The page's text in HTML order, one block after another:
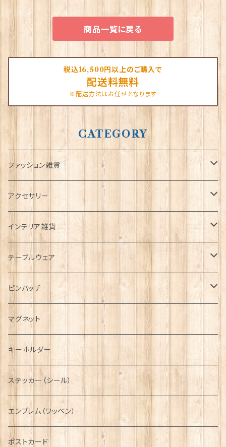
商品一覧に戻る
税込16,500円以上のご購入で
配送料無料
※配送方法はお任せとなります
CATEGORY
ファッション雑貨
タータンネクタイ
帽子
キャップ
ハンチング帽
キャスケット
ディアストーカー
ニット帽
Tシャツ
マフラー
タータン【Bronte by Moon】
タータン【Glencroft】
ボタンラップマフラー【Aran Traditions】
サッシュ
スカーフ
ファッションマスク
アクセサリー
ORTAK
ブローチ
ペンダント
チャーム
その他のアクセサリー
インテリア雑貨
インテリア置物
ラブスプーン
ラブスプーン【SION LLEWELLYN】
ラブスプーン【PAUL CURTIS】
ファブリック
テーブルウェア
ティータオル
ペーパーナプキン
ティーコジー
その他テーブルウェア
ピンバッチ
ジェネラルデザイン
乗り物
動物＆植物
国旗＆紋章
音楽＆楽器
ミリタリー
NAVY
AIRFORCE
ARMY
ピューター
マグネット
キーホルダー
ステッカー（シール）
エンブレム（ワッペン）
ポストカード